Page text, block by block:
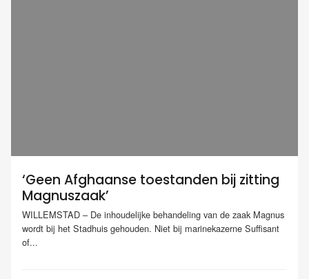
‘Geen Afghaanse toestanden bij zitting
Magnuszaak’
WILLEMSTAD – De inhoudelijke behandeling van de zaak Magnus
wordt bij het Stadhuis gehouden. Niet bij marinekazerne Suffisant
of...